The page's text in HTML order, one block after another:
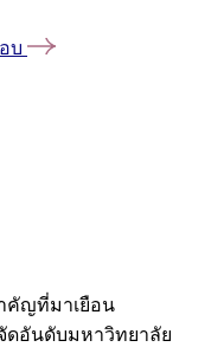
บ
คัญที่มาเยือน
ดอันดับมหาวิทยาลัย